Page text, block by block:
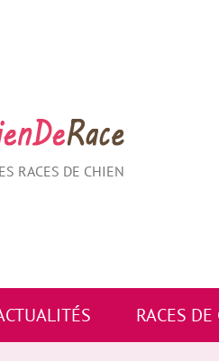
RACES DE CHIEN
RACES